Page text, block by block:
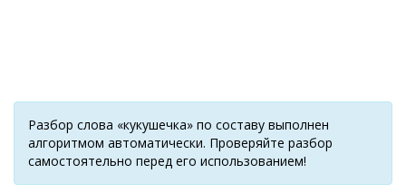
Разбор слова «кукушечка» по составу выполнен
алгоритмом автоматически. Проверяйте разбор
самостоятельно перед его использованием!